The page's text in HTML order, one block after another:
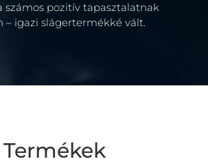
számos pozitív tapasztalatnak
– igazi slágertermékké vált.
Termékek